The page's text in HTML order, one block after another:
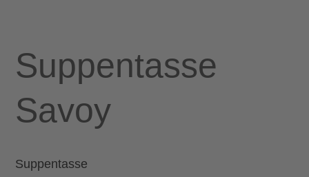
Suppentasse
Savoy
Suppentasse